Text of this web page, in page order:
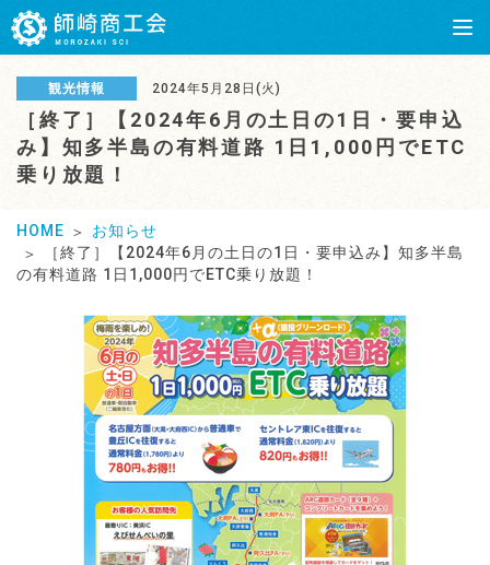
観光情報 2024年5月28日(火)
［終了］【2024年6月の土日の1日・要申込
み】知多半島の有料道路 1日1,000円でETC
乗り放題！
HOME
お知らせ
［終了］【2024年6月の土日の1日・要申込み】知多半島
の有料道路 1日1,000円でETC乗り放題！